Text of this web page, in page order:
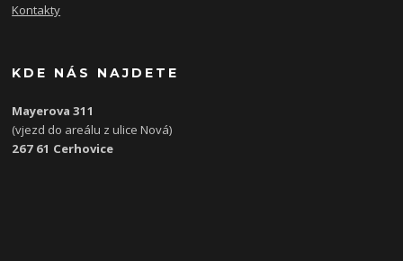
Kontakty
KDE NÁS NAJDETE
Mayerova 311
(vjezd do areálu z ulice Nová)
267 61 Cerhovice